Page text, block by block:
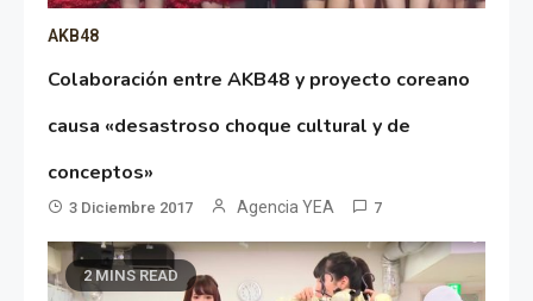
AKB48
Colaboración entre AKB48 y proyecto coreano
causa «desastroso choque cultural y de
conceptos»
3 Diciembre 2017 Agencia YEA 7
2 MINS READ